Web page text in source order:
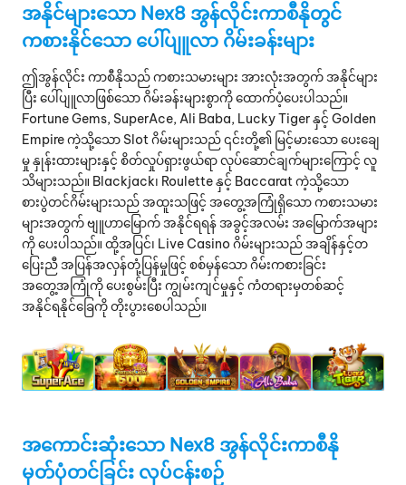
အနိုင်များသော Nex8 အွန်လိုင်းကာစီနိုတွင်
ကစားနိုင်သော ပေါ်ပျူလာ ဂိမ်းခန်းများ
ဤအွန်လိုင်း ကာစီနိုသည် ကစားသမားများ အားလုံးအတွက် အနိုင်များ
ပြီး ပေါ်ပျူလာဖြစ်သော ဂိမ်းခန်းများစွာကို ‌ထောက်ပံ့ပေးပါသည်။
Fortune Gems, SuperAce, Ali Baba, Lucky Tiger နှင့် Golden
Empire ကဲ့သို့သော Slot ဂိမ်းများသည် ၎င်းတို့၏ မြင့်မားသော ပေးချေ
မှု နှုန်းထားများနှင့် စိတ်လှုပ်ရှားဖွယ်ရာ လုပ်ဆောင်ချက်များကြောင့် လူ
သိများသည်။ Blackjack၊ Roulette နှင့် Baccarat ကဲ့သို့သော
စားပွဲတင်ဂိမ်းများသည် အထူးသဖြင့် အတွေ့အကြုံရှိသော ကစားသမား
များအတွက် ဗျူဟာမြောက် အနိုင်ရရန် အခွင့်အလမ်း အမြောက်အများ
ကို ပေးပါသည်။ ထို့အပြင်၊ Live Casino ဂိမ်းများသည် အချိန်နှင့်တ
ပြေးညီ အပြန်အလှန်တုံ့ပြန်မှုဖြင့် စစ်မှန်သော ဂိမ်းကစားခြင်း
အတွေ့အကြုံကို ပေးစွမ်းပြီး ကျွမ်းကျင်မှုနှင့် ကံတရားမှတစ်ဆင့်
အနိုင်ရနိုင်ခြေကို တိုးပွားစေပါသည်။
အကောင်းဆုံးသော Nex8 အွန်လိုင်းကာစီနို
မှတ်ပုံတင်ခြင်း လုပ်ငန်းစဉ်